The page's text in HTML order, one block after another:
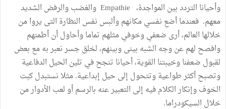
وأحيانا التردد بين المواجدة، Empathie والغضب والرفض الشديد
معهم. فعندما أضع نفسي مكانهم وألبس نفس النظارة التى يروا من
خلالها العالم، أرى ضعفي وخوفي مثلهم تماما وأحاول أن أطمنهم
وافصح لهم عن وجه الشبه بينى وبينهم، لخلق جسر نعبر به مع بعض
لقبول ضعفنا وخيبتنا القوية، أحيانا تنجح في تلين الحيل الدفاعية
وتصبح أكثر طواعية وتتحول إلى حيل إبداعية. مثلا نستبدل كبت
الخوف وإنكار الكلام فيه إلى التعبير عنه بالرسم أو لعب الأدوار من
خلال السيكودراما.